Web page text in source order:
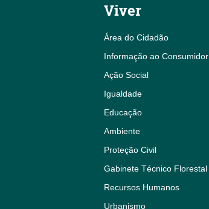
Viver
Área do Cidadão
Informação ao Consumidor
Ação Social
Igualdade
Educação
Ambiente
Proteção Civil
Gabinete Técnico Florestal
Recursos Humanos
Urbanismo